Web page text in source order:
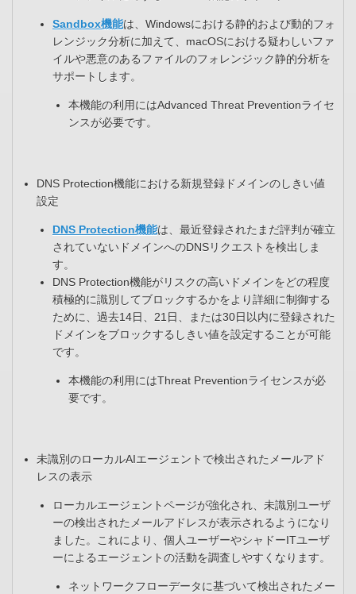
Sandbox機能は、Windowsにおける静的および動的フォ
レンジック分析に加えて、macOSにおける疑わしいファ
イルや悪意のあるファイルのフォレンジック静的分析を
サポートします。
本機能の利用にはAdvanced Threat Preventionライセ
ンスが必要です。
DNS Protection機能における新規登録ドメインのしきい値
設定​
DNS Protection機能は、最近登録されたまだ評判が確立
されていないドメインへのDNSリクエストを検出しま
す。​
DNS Protection機能がリスクの高いドメインをどの程度
積極的に識別してブロックするかをより詳細に制御する
ために、過去14日、21日、または30日以内に登録された
ドメインをブロックするしきい値を設定することが可能
です。
本機能の利用にはThreat Preventionライセンスが必
要です。
未識別のローカルAIエージェントで検出されたメールアド
レスの表示
ローカルエージェントページが強化され、未識別ユーザ
ーの検出されたメールアドレスが表示されるようになり
ました。これにより、個人ユーザーやシャドーITユーザ
ーによるエージェントの活動を調査しやすくなります。​
ネットワークフローデータに基づいて検出されたメー